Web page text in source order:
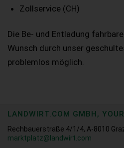
Zollservice (CH)
Die Be- und Entladung
Wunsch durch unser
problemlos möglich.
LANDWIRT.COM GMBH,
Rechbauerstraße 4/1/4, A-8010
marktplatz@landwirt.com